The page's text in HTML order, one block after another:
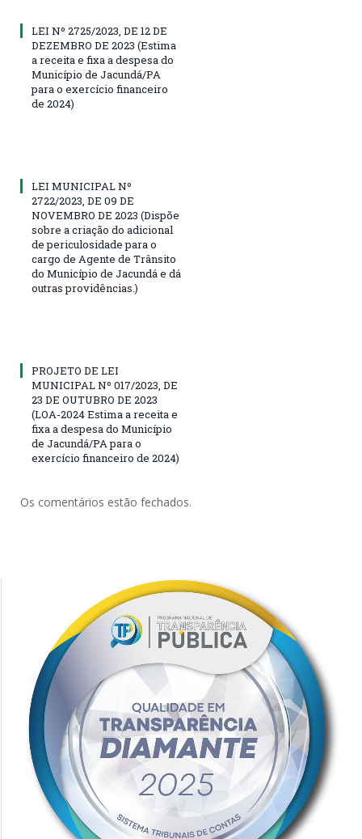
LEI Nº 2725/2023, DE 12 DE
DEZEMBRO DE 2023 (Estima
a receita e fixa a despesa do
Município de Jacundá/PA
para o exercício financeiro
de 2024)
LEI MUNICIPAL Nº
2722/2023, DE 09 DE
NOVEMBRO DE 2023 (Dispõe
sobre a criação do adicional
de periculosidade para o
cargo de Agente de Trânsito
do Município de Jacundá e dá
outras providências.)
PROJETO DE LEI
MUNICIPAL Nº 017/2023, DE
23 DE OUTUBRO DE 2023
(LOA-2024 Estima a receita e
fixa a despesa do Município
de Jacundá/PA para o
exercício financeiro de 2024)
Os comentários estão fechados.